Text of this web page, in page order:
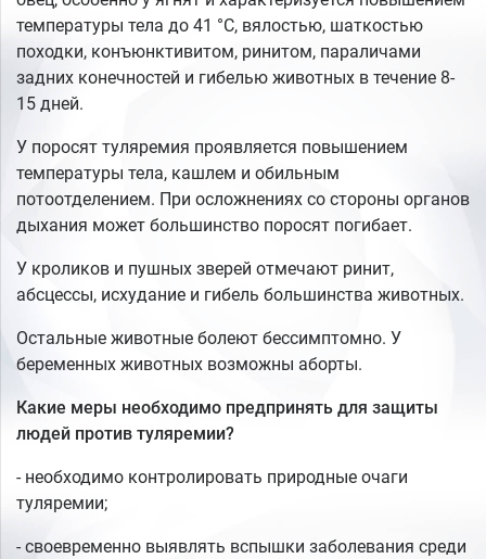
температуры тела до 41 °С, вялостью, шаткостью
походки, конъюнктивитом, ринитом, параличами
задних конечностей и гибелью животных в течение 8-
15 дней.
У поросят туляремия проявляется повышением
температуры тела, кашлем и обильным
потоотделением. При осложнениях со стороны органов
дыхания может большинство поросят погибает.
У кроликов и пушных зверей отмечают ринит,
абсцессы, исхудание и гибель большинства животных.
Остальные животные болеют бессимптомно. У
беременных животных возможны аборты.
Какие меры необходимо предпринять для защиты
людей против туляремии?
- необходимо контролировать природные очаги
туляремии;
- своевременно выявлять вспышки заболевания среди